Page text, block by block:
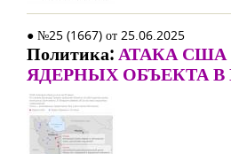
● №25 (1667) от 25.06.2025
Политика:АТАКА США
ЯДЕРНЫХ ОБЪЕКТА В